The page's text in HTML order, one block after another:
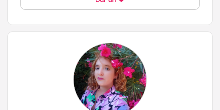
Idiomas del dudú